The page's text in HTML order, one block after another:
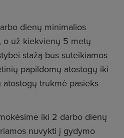
dienų minimalios
o už kiekvienų 5 metų
stažą bus suteikiamos
papildomų atostogų iki
trukmė pasieks
iki 2 darbo dienų
nuvykti į gydymo